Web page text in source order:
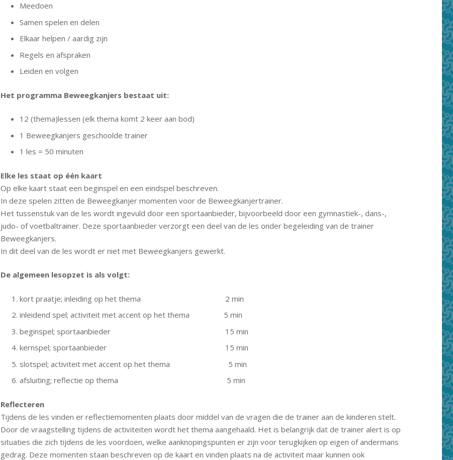
Meedoen
Samen spelen en delen
Elkaar helpen / aardig zijn
Regels en afspraken
Leiden en volgen
Het programma Beweegkanjers bestaat uit:
12 (thema)lessen (elk thema komt 2 keer aan bod)
1 Beweegkanjers geschoolde trainer
1 les = 50 minuten
Elke les staat op één kaart
Op elke kaart staat een beginspel en een eindspel beschreven.
In deze spelen zitten de Beweegkanjer momenten voor de Beweegkanjertrainer.
Het tussenstuk van de les wordt ingevuld door een sportaanbieder, bijvoorbeeld door een gymnastiek-, dans-,
judo- of voetbaltrainer. Deze sportaanbieder verzorgt een deel van de les onder begeleiding van de trainer
Beweegkanjers.
In dit deel van de les wordt er niet met Beweegkanjers gewerkt.
De algemeen lesopzet is als volgt:
kort praatje; inleiding op het thema 2 min
inleidend spel; activiteit met accent op het thema 5 min
beginspel; sportaanbieder 15 min
kernspel; sportaanbieder 15 min
slotspel; activiteit met accent op het thema 5 min
afsluiting; reflectie op thema 5 min
Reflecteren
Tijdens de les vinden er reflectiemomenten plaats door middel van de vragen die de trainer aan de kinderen stelt.
Door de vraagstelling tijdens de activiteiten wordt het thema aangehaald. Het is belangrijk dat de trainer alert is op
situaties die zich tijdens de les voordoen, welke aanknopingspunten er zijn voor terugkijken op eigen of andermans
gedrag. Deze momenten staan beschreven op de kaart en vinden plaats na de activiteit maar kunnen ook